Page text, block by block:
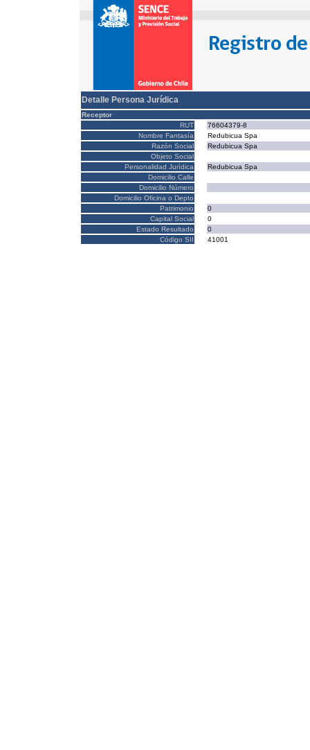
Detalle Persona Jurídica
Receptor
RUT
76604379-8
Nombre Fantasía
Redubicua Spa
Razón Social
Redubicua Spa
Objeto Social
Personalidad Jurídica
Redubicua Spa
Domicilio Calle
Domicilio Número
Domicilio Oficina o Depto
Patrimonio
0
Capital Social
0
Estado Resultado
0
Código SII
41001